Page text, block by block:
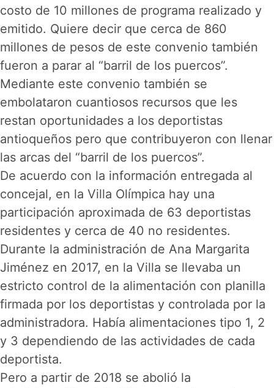
costo de 10 millones de programa realizado y
emitido. Quiere decir que cerca de 860
millones de pesos de este convenio también
fueron a parar al “barril de los puercos”.
Mediante este convenio también se
embolataron cuantiosos recursos que les
restan oportunidades a los deportistas
antioqueños pero que contribuyeron con llenar
las arcas del “barril de los puercos”.
De acuerdo con la información entregada al
concejal, en la Villa Olímpica hay una
participación aproximada de 63 deportistas
residentes y cerca de 40 no residentes.
Durante la administración de Ana Margarita
Jiménez en 2017, en la Villa se llevaba un
estricto control de la alimentación con planilla
firmada por los deportistas y controlada por la
administradora. Había alimentaciones tipo 1, 2
y 3 dependiendo de las actividades de cada
deportista.
Pero a partir de 2018 se abolió la